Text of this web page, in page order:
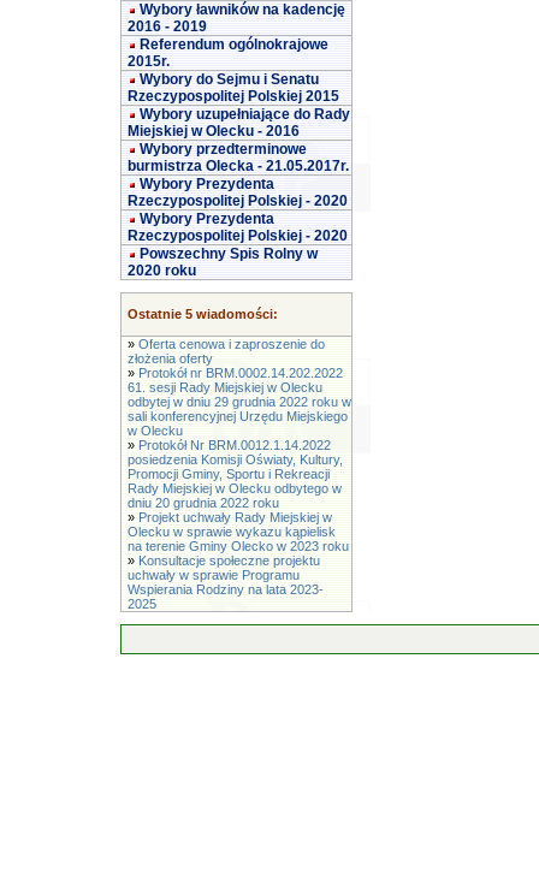
Wybory ławników na kadencję
2016 - 2019
Referendum ogólnokrajowe
2015r.
Wybory do Sejmu i Senatu
Rzeczypospolitej Polskiej 2015
Wybory uzupełniające do Rady
Miejskiej w Olecku - 2016
Wybory przedterminowe
burmistrza Olecka - 21.05.2017r.
Wybory Prezydenta
Rzeczypospolitej Polskiej - 2020
Wybory Prezydenta
Rzeczypospolitej Polskiej - 2020
Powszechny Spis Rolny w
2020 roku
Ostatnie 5 wiadomości:
» Oferta cenowa i zaproszenie do
złożenia oferty
» Protokół nr BRM.0002.14.202.2022
61. sesji Rady Miejskiej w Olecku
odbytej w dniu 29 grudnia 2022 roku w
sali konferencyjnej Urzędu Miejskiego
w Olecku
» Protokół Nr BRM.0012.1.14.2022
posiedzenia Komisji Oświaty, Kultury,
Promocji Gminy, Sportu i Rekreacji
Rady Miejskiej w Olecku odbytego w
dniu 20 grudnia 2022 roku
» Projekt uchwały Rady Miejskiej w
Olecku w sprawie wykazu kąpielisk
na terenie Gminy Olecko w 2023 roku
» Konsultacje społeczne projektu
uchwały w sprawie Programu
Wspierania Rodziny na lata 2023-
2025